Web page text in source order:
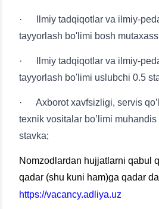
Pochta
yuborish
· Ilmiy tadqiqotlar va ilmiy-
tayyorlash bo'limi bosh
· Ilmiy tadqiqotlar va ilmiy-
tayyorlash bo'limi uslubchi 0.5
· Axborot xavfsizligi, servis
texnik vositalar boʼlimi
stavka;
Nomzodlardan hujjatlarni qabul
qadar (shu kuni ham)ga qadar
https://vacancy.adliya.uz